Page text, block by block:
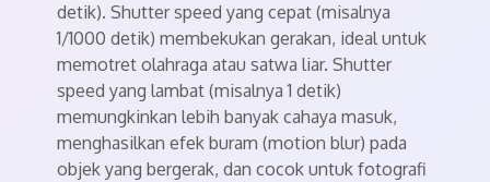
detik). Shutter speed yang cepat (misalnya
1/1000 detik) membekukan gerakan, ideal untuk
memotret olahraga atau satwa liar. Shutter
speed yang lambat (misalnya 1 detik)
memungkinkan lebih banyak cahaya masuk,
menghasilkan efek buram (motion blur) pada
objek yang bergerak, dan cocok untuk fotografi